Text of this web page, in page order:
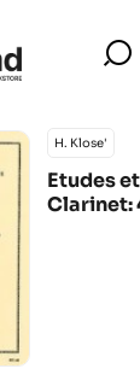
H. Klose'
Etudes
Clarinet: